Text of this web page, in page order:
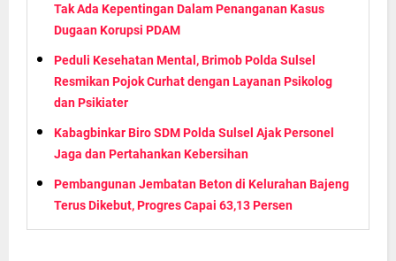
Tak Ada Kepentingan Dalam Penanganan Kasus
Dugaan Korupsi PDAM
Peduli Kesehatan Mental, Brimob Polda Sulsel
Resmikan Pojok Curhat dengan Layanan Psikolog
dan Psikiater
Kabagbinkar Biro SDM Polda Sulsel Ajak Personel
Jaga dan Pertahankan Kebersihan
Pembangunan Jembatan Beton di Kelurahan Bajeng
Terus Dikebut, Progres Capai 63,13 Persen